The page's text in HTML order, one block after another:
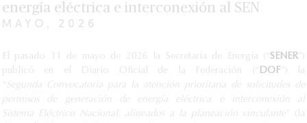
energía eléctrica e interconexión al SEN
MAYO, 2026
El pasado 11 de mayo de 2026 la Secretaría de Energía (“ SENER ”)
publicó en el Diario Oficial de la Federación (“
DOF ”) la
Segunda
Convocatoria para la atención prioritaria de solicitudes de
permisos de generación de energía eléctrica e interconexión al
Sistema
Eléctrico Nacional, alineados a la planeación vinculante
” (la